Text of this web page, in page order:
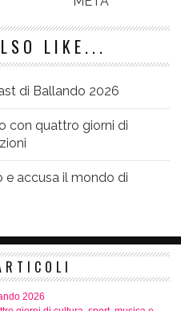
LIKE...
di Ballando 2026
con quattro giorni di
e accusa il mondo di
2026